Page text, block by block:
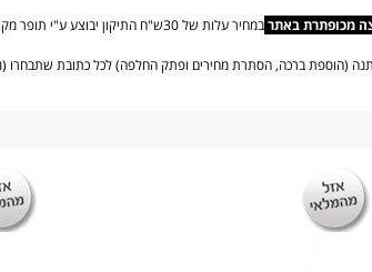
מכופתרת באתר
במחיר עלות של 30ש"ח התיקון
(הוספת ברכה, הסתרת מחירים ופתק החלפה) לכל כתובת שתבחרו